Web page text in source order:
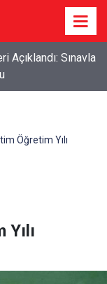
Açıklandı: Sınavla
Öğretim Yılı